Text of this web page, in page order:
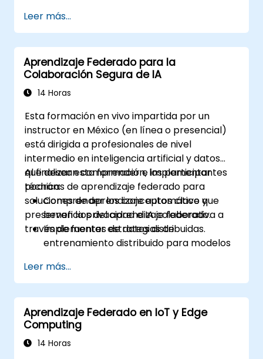
Optimizar el entrenamiento de IA en
dispositivos perimetrales distribuidos.
Abordar los desafíos de privacidad y
seguridad de datos en el aprendizaje
federado.
Desplegar y monitorear sistemas de
mundo real.
Leer más...
Aprendizaje Federado para la
Colaboración Segura de IA
14 Horas
Esta formación en vivo impartida por un
instructor en México (en línea o presencial)
está dirigida a profesionales de nivel
intermedio en inteligencia artificial y datos
que desean comprender e implementar
técnicas de aprendizaje federado para
soluciones de aprendizaje automático que
preservan la privacidad e IA colaborativa a
través de fuentes de datos distribuidas.
Al finalizar esta formación, los participantes
podrán:
Comprender los conceptos clave y
beneficios del aprendizaje federado.
Implementar estrategias de
entrenamiento distribuido para modelos
Aplicar técnicas de aprendizaje federado
para asegurar colaboraciones con datos
sensibles.
Explorar estudios de casos y ejemplos
prácticos de aprendizaje federado en los
sectores salud y financiero.
Leer más...
Aprendizaje Federado en IoT y Edge
Computing
14 Horas